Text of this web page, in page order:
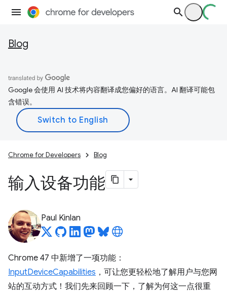
Blog
Google 会使用 AI 技术将内容翻译成您偏好的语言。AI 翻译可能包
含错误。
Chrome for Developers Blog
输入设备功能
Paul Kinlan
Chrome 47 中新增了一项功能：
InputDeviceCapabilities ，可让您更轻松地了解用户与您网
站的互动方式！我们先来回顾一下，了解为何这一点很重